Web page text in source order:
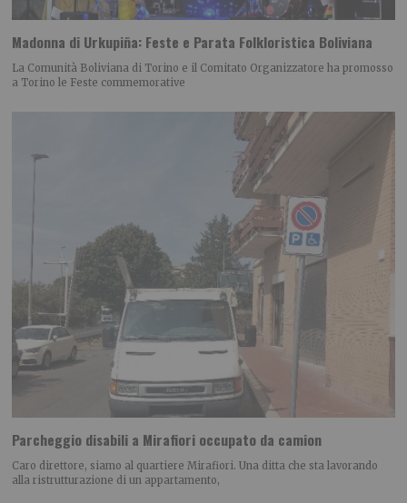
Madonna di Urkupiña: Feste e Parata Folkloristica Boliviana
La Comunità Boliviana di Torino e il Comitato Organizzatore ha promosso
a Torino le Feste commemorative
Parcheggio disabili a Mirafiori occupato da camion
Caro direttore, siamo al quartiere Mirafiori. Una ditta che sta lavorando
alla ristrutturazione di un appartamento,